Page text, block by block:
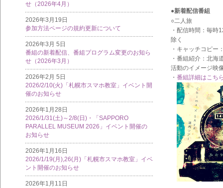
せ（2026年4月）
2026年3月19日
参加方法ページの規約更新について
2026年3月 5日
番組の新着配信、番組プログラム変更のお知ら
せ（2026年3月）
2026年2月 5日
2026/2/10(火)「札幌市スマホ教室」イベント開
催のお知らせ
2026年1月28日
2026/1/31(土)～2/8(日)・「SAPPORO
PARALLEL MUSEUM 2026」イベント開催の
お知らせ
2026年1月16日
2026/1/19(月),26(月)「札幌市スマホ教室」イベ
ント開催のお知らせ
2026年1月11日
●新着配信番組
○二人旅
・配信時間：毎
除く
・キャッチコピー
・番組紹介：北海
活動のイメージ映
・ 番組詳細はこち